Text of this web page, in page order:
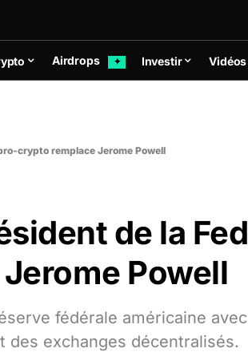
Airdrops ✦ Investir Vidéos
crypto remplace Jerome Powell
de la Fed
Powell
fédérale américaine avec
exchanges décentralisés.